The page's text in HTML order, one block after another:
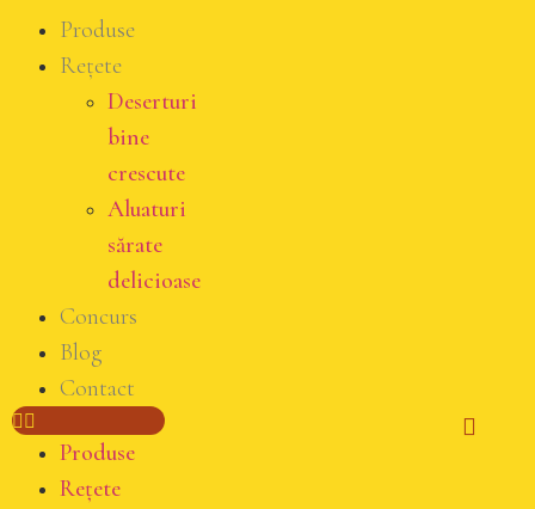
Produse
Rețete
Deserturi
bine
crescute
Aluaturi
sărate
delicioase
Concurs
Blog
Contact
Produse
Rețete